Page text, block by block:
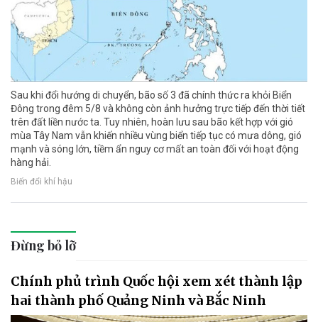
Sau khi đổi hướng di chuyển, bão số 3 đã chính thức ra khỏi Biển
Đông trong đêm 5/8 và không còn ảnh hưởng trực tiếp đến thời tiết
trên đất liền nước ta. Tuy nhiên, hoàn lưu sau bão kết hợp với gió
mùa Tây Nam vẫn khiến nhiều vùng biển tiếp tục có mưa dông, gió
mạnh và sóng lớn, tiềm ẩn nguy cơ mất an toàn đối với hoạt động
hàng hải.
Biến đổi khí hậu
Đừng bỏ lỡ
Chính phủ trình Quốc hội xem xét thành lập
hai thành phố Quảng Ninh và Bắc Ninh